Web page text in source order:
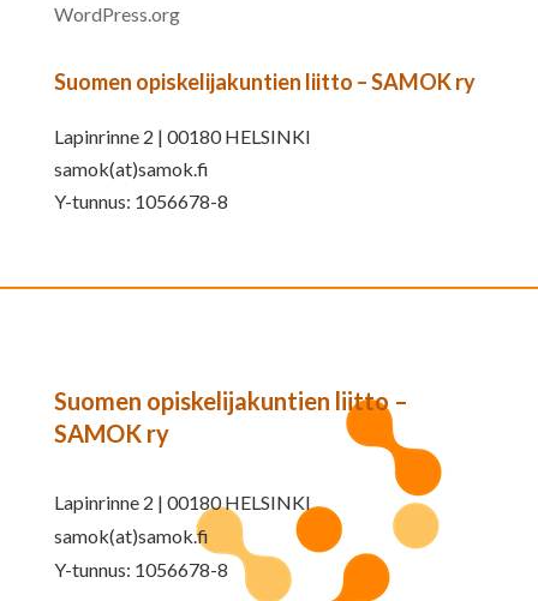
WordPress.org
Suomen opiskelijakuntien liitto – SAMOK ry
Lapinrinne 2 | 00180 HELSINKI
samok(at)samok.fi
Y-tunnus: 1056678-8
Suomen opiskelijakuntien liitto –
SAMOK ry
Lapinrinne 2 | 00180 HELSINKI
samok(at)samok.fi
Y-tunnus: 1056678-8